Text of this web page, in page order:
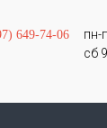
649-74-06
пн-
сб